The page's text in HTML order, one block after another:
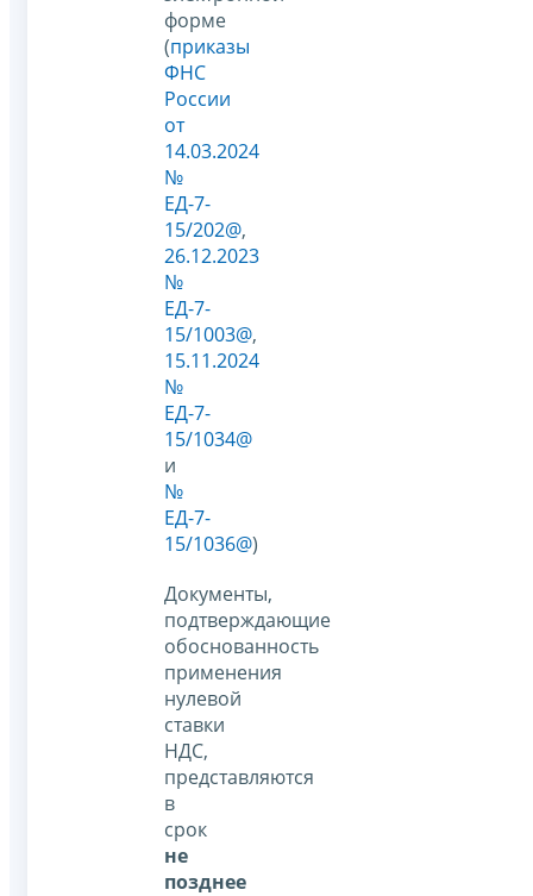
форме
(приказы
ФНС
России
от
14.03.2024
№
ЕД-7-
15/202@,
26.12.2023
№
ЕД-7-
15/1003@,
15.11.2024
№
ЕД-7-
15/1034@
и
№
ЕД-7-
15/1036@)
Документы,
подтверждающие
обоснованность
применения
нулевой
ставки
НДС,
представляются
в
срок
не
позднее